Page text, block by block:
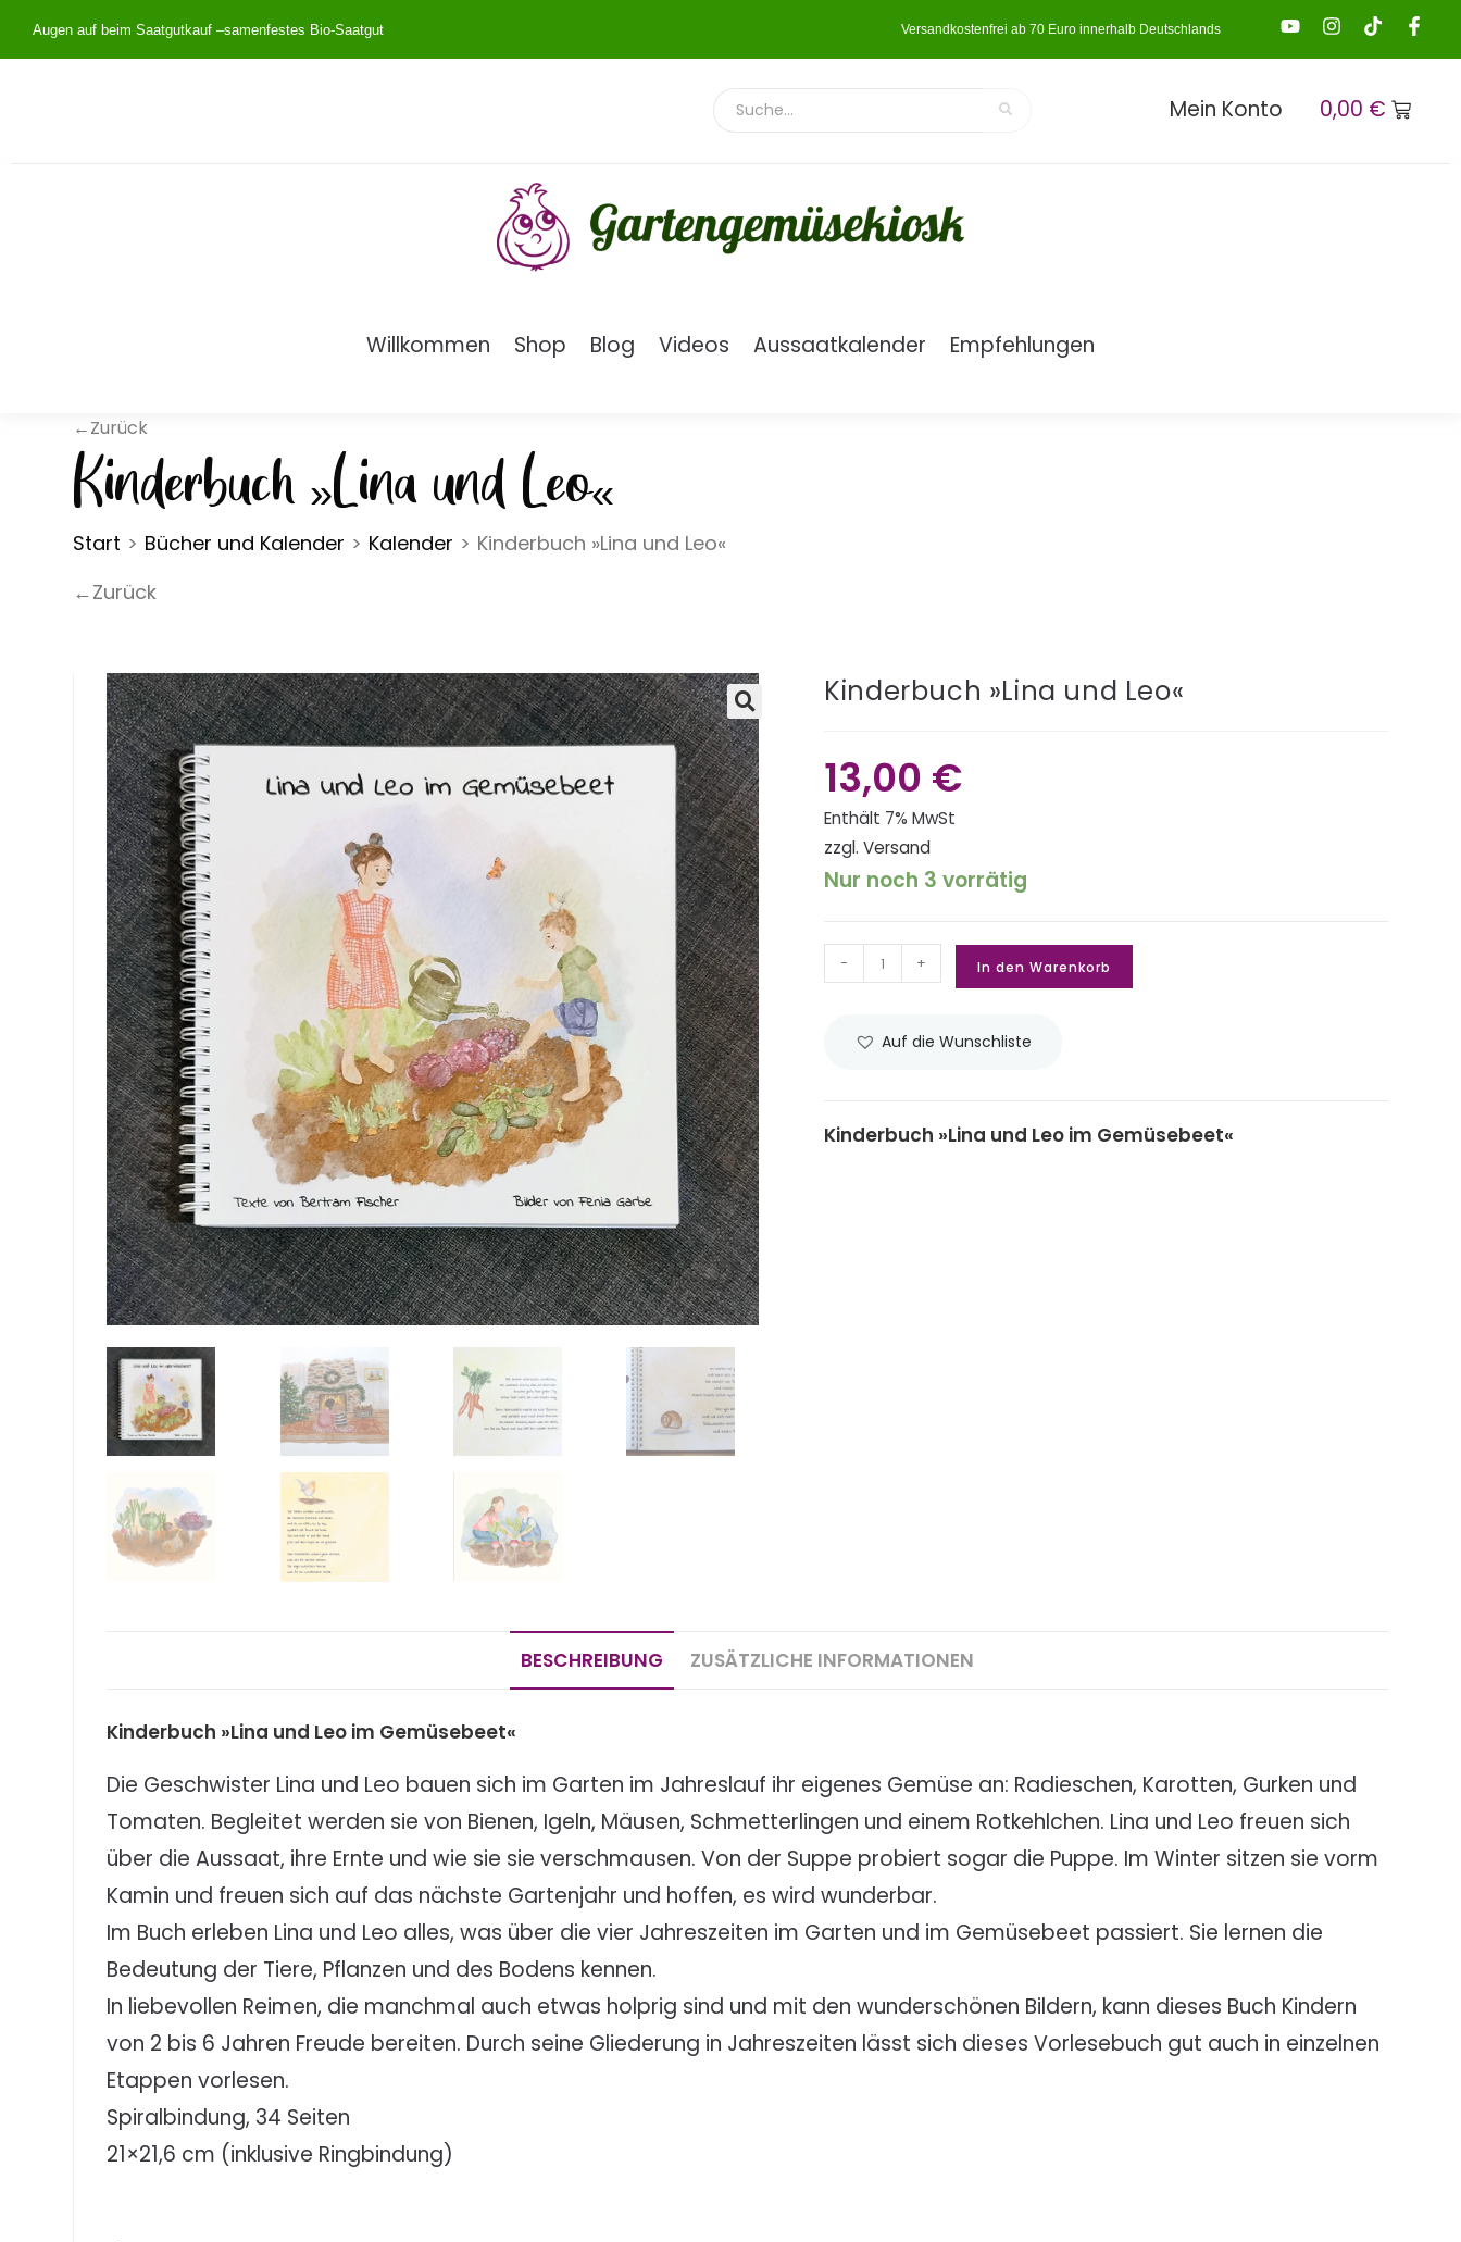
Augen auf beim Saatgutkauf –samenfestes Bio-Saatgut Versandkostenfrei ab 70 Euro innerhalb Deutschlands
Mein Konto 0,00 €
Willkommen Shop Blog Videos Aussaatkalender Empfehlungen
Kinderbuch »Lina und Leo«
Start > Bücher und Kalender > Kalender > Kinderbuch »Lina und Leo«
←Zurück
🔍
Kinderbuch »Lina und Leo«
13,00 €
Enthält 7% MwSt
zzgl.Versand
Nur noch 3 vorrätig
- + In den Warenkorb
Auf die Wunschliste
Kinderbuch »Lina und Leo im Gemüsebeet«
BESCHREIBUNG ZUSÄTZLICHE INFORMATIONEN
Kinderbuch »Lina und Leo im Gemüsebeet«
Die Geschwister Lina und Leo bauen sich im Garten im Jahreslauf ihr eigenes Gemüse an: Radieschen, Karotten, Gurken und
Tomaten. Begleitet werden sie von Bienen, Igeln, Mäusen, Schmetterlingen und einem Rotkehlchen. Lina und Leo freuen sich
über die Aussaat, ihre Ernte und wie sie sie verschmausen. Von der Suppe probiert sogar die Puppe. Im Winter sitzen sie vorm
Kamin und freuen sich auf das nächste Gartenjahr und hoffen, es wird wunderbar.
Im Buch erleben Lina und Leo alles, was über die vier Jahreszeiten im Garten und im Gemüsebeet passiert. Sie lernen die
Bedeutung der Tiere, Pflanzen und des Bodens kennen.
In liebevollen Reimen, die manchmal auch etwas holprig sind und mit den wunderschönen Bildern, kann dieses Buch Kindern
von 2 bis 6 Jahren Freude bereiten. Durch seine Gliederung in Jahreszeiten lässt sich dieses Vorlesebuch gut auch in einzelnen
Etappen vorlesen.
Spiralbindung, 34 Seiten
21×21,6 cm (inklusive Ringbindung)
←Zurück